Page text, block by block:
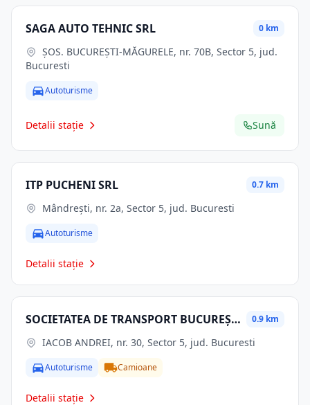
SAGA AUTO TEHNIC SRL 0 km
Bucuresti
Autoturisme
Detalii stație Sună
ITP PUCHENI SRL 0.7 km
Mândrești, nr. 2a, Sector 5, jud. Bucuresti
Autoturisme
Detalii stație
SOCIETATEA DE TRANSPORT BUCUREŞTI STB S.A. 0.9 km
IACOB ANDREI, nr. 30, Sector 5, jud. Bucuresti
Autoturisme Camioane
Detalii stație